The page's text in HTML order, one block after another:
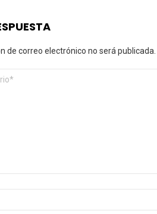
de correo electrónico no será publicada.